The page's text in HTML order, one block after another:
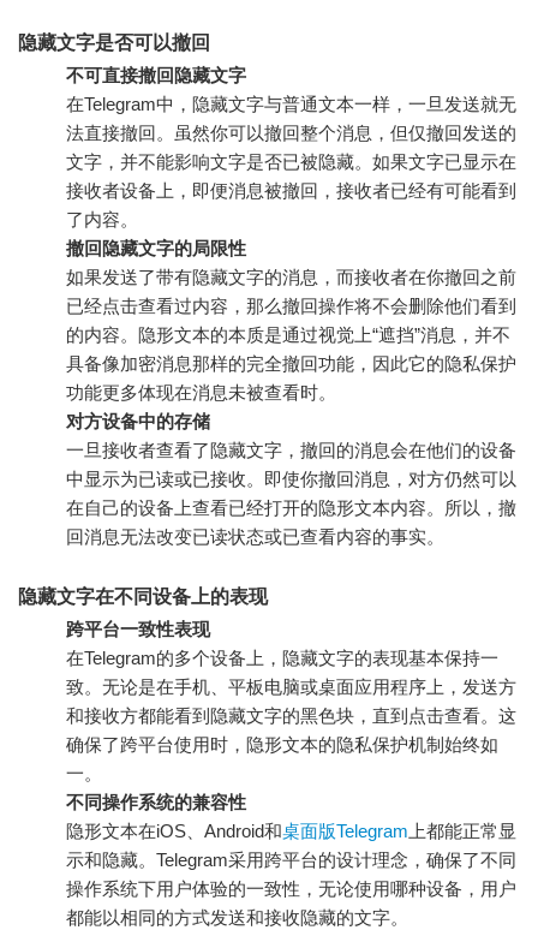
隐藏文字是否可以撤回
不可直接撤回隐藏文字
在Telegram中，隐藏文字与普通文本一样，一旦发送就无
法直接撤回。虽然你可以撤回整个消息，但仅撤回发送的
文字，并不能影响文字是否已被隐藏。如果文字已显示在
接收者设备上，即便消息被撤回，接收者已经有可能看到
了内容。
撤回隐藏文字的局限性
如果发送了带有隐藏文字的消息，而接收者在你撤回之前
已经点击查看过内容，那么撤回操作将不会删除他们看到
的内容。隐形文本的本质是通过视觉上“遮挡”消息，并不
具备像加密消息那样的完全撤回功能，因此它的隐私保护
功能更多体现在消息未被查看时。
对方设备中的存储
一旦接收者查看了隐藏文字，撤回的消息会在他们的设备
中显示为已读或已接收。即使你撤回消息，对方仍然可以
在自己的设备上查看已经打开的隐形文本内容。所以，撤
回消息无法改变已读状态或已查看内容的事实。
隐藏文字在不同设备上的表现
跨平台一致性表现
在Telegram的多个设备上，隐藏文字的表现基本保持一
致。无论是在手机、平板电脑或桌面应用程序上，发送方
和接收方都能看到隐藏文字的黑色块，直到点击查看。这
确保了跨平台使用时，隐形文本的隐私保护机制始终如
一。
不同操作系统的兼容性
隐形文本在iOS、Android和桌面版Telegram 上都能正常显
示和隐藏。Telegram采用跨平台的设计理念，确保了不同
操作系统下用户体验的一致性，无论使用哪种设备，用户
都能以相同的方式发送和接收隐藏的文字。